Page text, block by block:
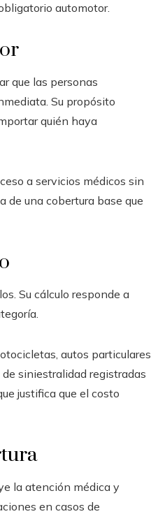
automotor.
que las personas
Su propósito
quién haya
a servicios médicos sin
de una cobertura base que
Su cálculo responde a
autos particulares
siniestralidad registradas
justifica que el costo
la atención médica y
en casos de